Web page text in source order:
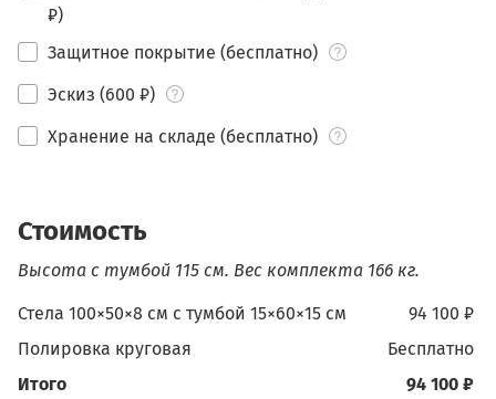
₽)
Защитное покрытие (бесплатно)
Эскиз (600 ₽)
Хранение на складе (бесплатно)
Стоимость
Высота с тумбой 115 см. Вес комплекта 166 кг.
94 100 ₽
Стела 100×50×8 см с тумбой 15×60×15 см
бесплатно
Полировка круговая
94 100 ₽
Итого